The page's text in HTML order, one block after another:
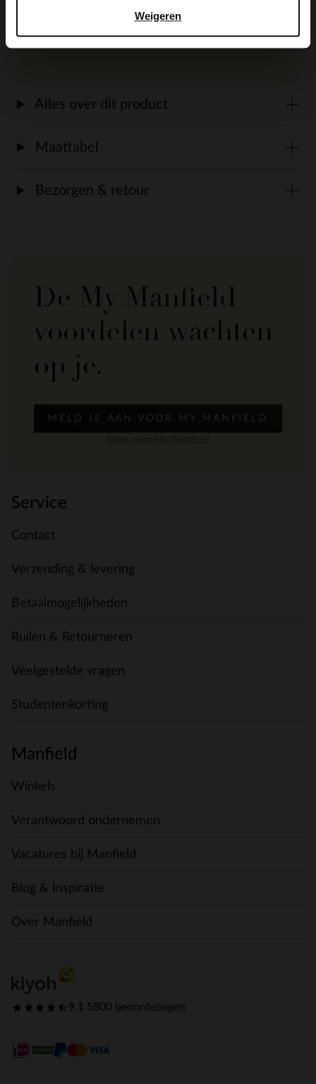
Weigeren
Alles over dit product
Maattabel
Bezorgen & retour
De My Manfield
voordelen wachten
op je.
MELD JE AAN VOOR MY MANFIELD
Service
Contact
Verzending & levering
Betaalmogelijkheden
Ruilen & Retourneren
Veelgestelde vragen
Studentenkorting
Manfield
Winkels
Verantwoord ondernemen
Vacatures bij Manfield
Blog & Inspiratie
Over Manfield
9.1 5800 beoordelingen